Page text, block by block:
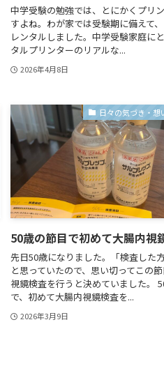
中学受験の勉強では、とにかくプリ
すよね。わが家では受験期に備えて
レンタルしました。中学受験家庭に
タルプリンターのリアルな...
2026年4月8日
日々の気づき・想
50歳の節目で初めて大腸内視
先日50歳になりました。「検査した
と思っていたので、思い切ってこの
視鏡検査を行うと決めていました。
で、初めて大腸内視鏡検査を...
2026年3月9日